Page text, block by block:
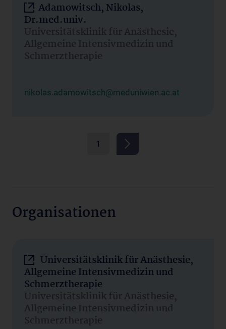
Adamowitsch, Nikolas,
Dr.med.univ.
Universitätsklinik für Anästhesie,
Allgemeine Intensivmedizin und
Schmerztherapie
nikolas.adamowitsch@meduniwien.ac.at
1
Organisationen
Universitätsklinik für Anästhesie,
Allgemeine Intensivmedizin und
Schmerztherapie
Universitätsklinik für Anästhesie,
Allgemeine Intensivmedizin und
Schmerztherapie